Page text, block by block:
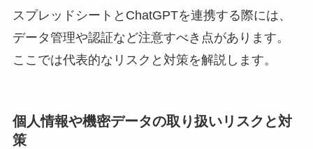
スプレッドシートとChatGPTを連携する際には、
データ管理や認証など注意すべき点があります。
ここでは代表的なリスクと対策を解説します。
個人情報や機密データの取り扱いリスクと対
策